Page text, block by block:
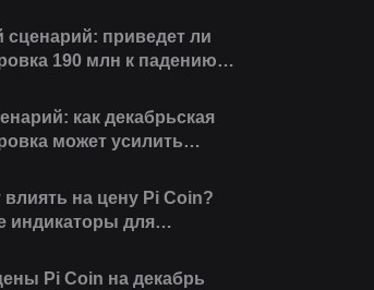
сценарий: приведет ли
190 млн к падению
как декабрьская
может усилить
влиять на цену Pi Coin?
индикаторы для
Pi Coin на декабрь